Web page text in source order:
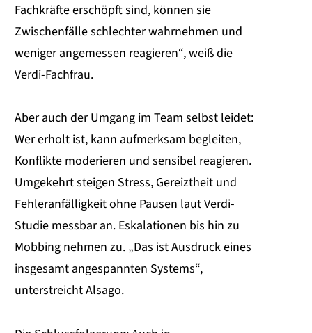
Fachkräfte erschöpft sind, können sie
Zwischenfälle schlechter wahrnehmen und
weniger angemessen reagieren“, weiß die
Verdi-Fachfrau.
Aber auch der Umgang im Team selbst leidet:
Wer erholt ist, kann aufmerksam begleiten,
Konflikte moderieren und sensibel reagieren.
Umgekehrt steigen Stress, Gereiztheit und
Fehleranfälligkeit ohne Pausen laut Verdi-
Studie messbar an. Eskalationen bis hin zu
Mobbing nehmen zu. „Das ist Ausdruck eines
insgesamt angespannten Systems“,
unterstreicht Alsago.